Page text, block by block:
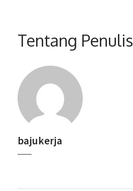
Tentang Penulis
bajukerja